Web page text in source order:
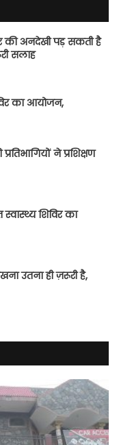
अनदेखी पड़ सकती है
सलाह
का आयोजन,
ने प्रशिक्षण
शिविर का
उतना ही ज़रूरी है,